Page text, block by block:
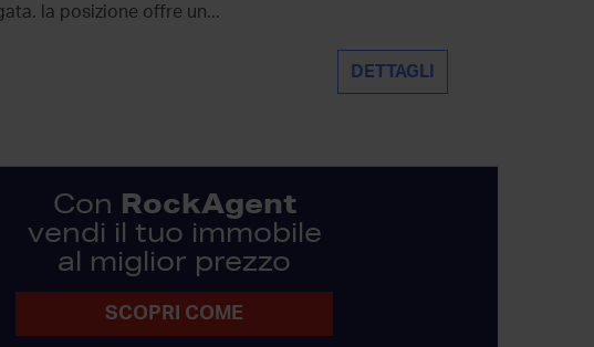
la posizione offre un...
DETTAGLI
Con RockAgent
vendi il tuo immobile
al miglior prezzo
SCOPRI COME